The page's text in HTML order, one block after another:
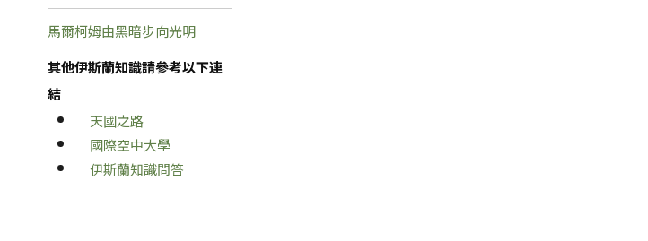
馬爾柯姆由黑暗步向光明
其他伊斯蘭知識請參考以下連
結
天國之路
國際空中大學
伊斯蘭知識問答